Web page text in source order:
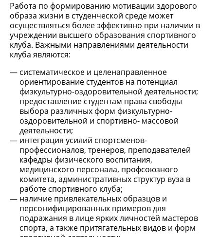
Работа по формированию мотивации здорового
образа жизни в студенческой среде может
осуществляться более эффективно при наличии в
учреждении высшего образования спортивного
клуба. Важными направлениями деятельности
клуба являются:
систематическое и целенаправленное
ориентирование студентов на потенциал
физкультурно-оздоровительной деятельности;
предоставление студентам права свободы
выбора различных форм физкультурно-
оздоровительной и спортивно- массовой
деятельности;
интеграция усилий спортсменов-
профессионалов, тренеров, преподавателей
кафедры физического воспитания,
медицинского персонала, профсоюзного
комитета, административных структур вуза в
работе спортивного клуба;
наличие привлекательных образцов и
персонифицированных примеров для
подражания в лице ярких личностей мастеров
спорта, а также притягательных видов и форм